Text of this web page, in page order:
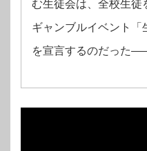
む生徒会は、全校生徒
ギャンブルイベント「
を宣言するのだった